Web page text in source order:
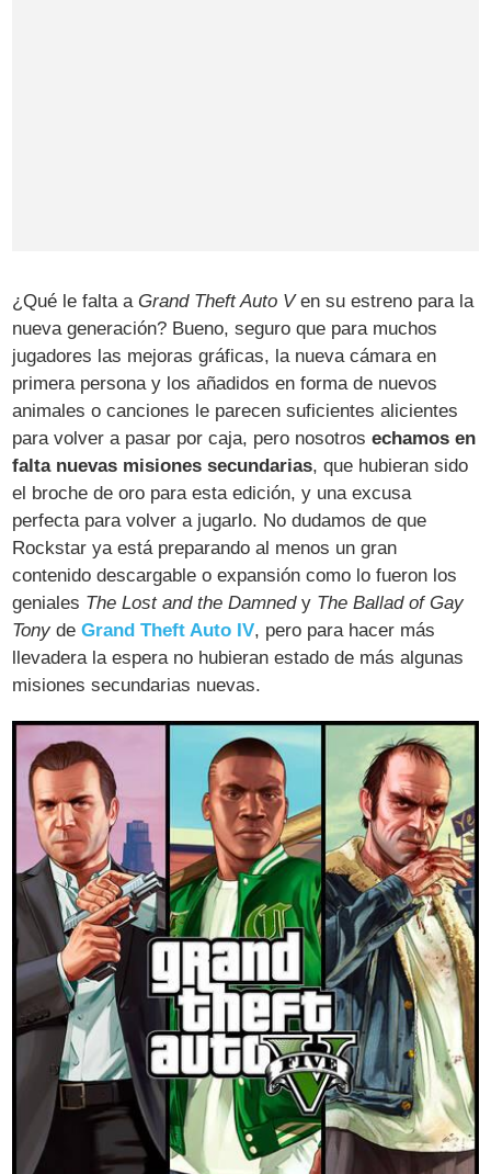
¿Qué le falta aGrand Theft Auto Ven su estreno para la
nueva generación? Bueno, seguro que para muchos
jugadores las mejoras gráficas, la nueva cámara en
primera persona y los añadidos en forma de nuevos
animales o canciones le parecen suficientes alicientes
para volver a pasar por caja, pero nosotrosechamos en
falta nuevas misiones secundarias, que hubieran sido
el broche de oro para esta edición, y una excusa
perfecta para volver a jugarlo. No dudamos de que
Rockstar ya está preparando al menos un gran
contenido descargable o expansión como lo fueron los
geniales The Lost and the Damnedy The Ballad of Gay
Tony deGrand Theft Auto IV, pero para hacer más
llevadera la espera no hubieran estado de más algunas
misiones secundarias nuevas.